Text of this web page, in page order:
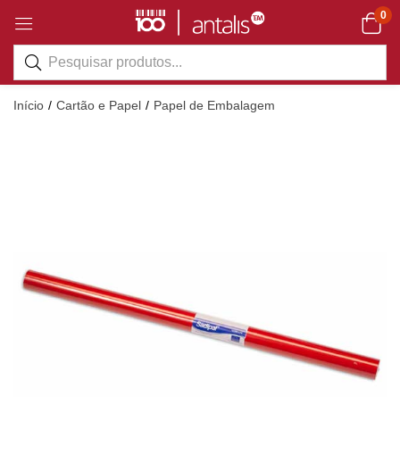
0
Início Cartão e Papel Papel de Embalagem